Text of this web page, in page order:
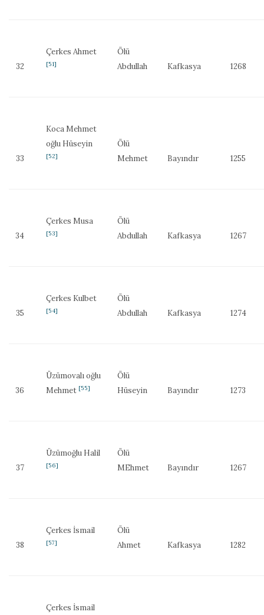
32
Çerkes Ahmet
[51]
Ölü
Abdullah
Kafkasya 1268
33
Koca Mehmet
oğlu Hüseyin
[52]
Ölü
Mehmet
Bayındır 1255
34
Çerkes Musa
[53]
Ölü
Abdullah
Kafkasya 1267
35
Çerkes Kulbet
[54]
Ölü
Abdullah
Kafkasya 1274
36
Üzümovalı oğlu
Mehmet [55]
Ölü
Hüseyin
Bayındır 1273
37
Üzümoğlu Halil
[56]
Ölü
MEhmet
Bayındır 1267
38
Çerkes İsmail
[57]
Ölü
Ahmet
Kafkasya 1282
Çerkes İsmail